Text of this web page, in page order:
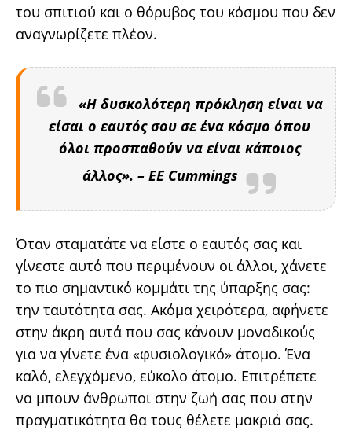
του σπιτιού και ο θόρυβος του κόσμου που δεν
αναγνωρίζετε πλέον.
«Η δυσκολότερη πρόκληση είναι να
είσαι ο εαυτός σου σε ένα κόσμο όπου
όλοι προσπαθούν να είναι κάποιος
άλλος». – EE Cummings
Όταν σταματάτε να είστε ο εαυτός σας και
γίνεστε αυτό που περιμένουν οι άλλοι, χάνετε
το πιο σημαντικό κομμάτι της ύπαρξης σας:
την ταυτότητα σας. Ακόμα χειρότερα, αφήνετε
στην άκρη αυτά που σας κάνουν μοναδικούς
για να γίνετε ένα «φυσιολογικό» άτομο. Ένα
καλό, ελεγχόμενο, εύκολο άτομο. Επιτρέπετε
να μπουν άνθρωποι στην ζωή σας που στην
πραγματικότητα θα τους θέλετε μακριά σας.